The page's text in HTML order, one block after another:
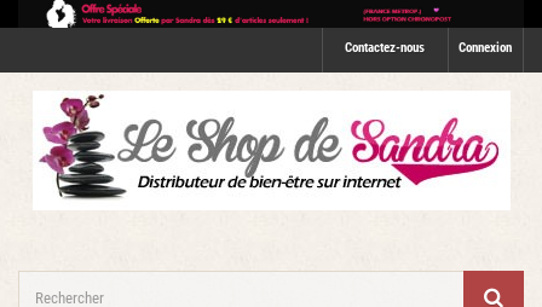
Connexion
Contactez-nous